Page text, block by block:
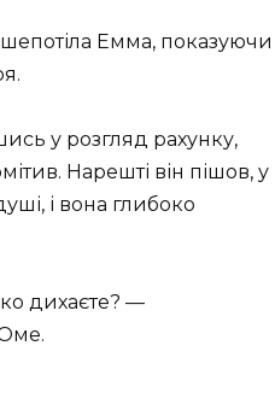
Емма, показуючи
у розгляд рахунку,
Нарешті він пішов, у
і вона глибоко
дихаєте? —